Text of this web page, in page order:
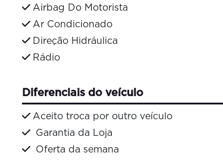
Airbag Do Motorista
Ar Condicionado
Direção Hidráulica
Rádio
Diferenciais do veículo
Aceito troca por outro veículo
Garantia da Loja
Oferta da semana